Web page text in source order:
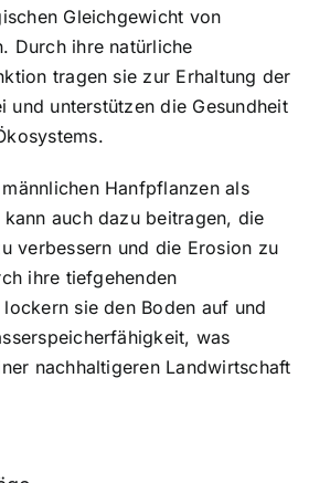
Gleichgewicht von
Durch ihre natürliche
tragen sie zur Erhaltung der
und unterstützen die Gesundheit
Hanfpflanzen als
auch dazu beitragen, die
verbessern und die Erosion zu
ihre tiefgehenden
sie den Boden auf und
was
nachhaltigeren Landwirtschaft